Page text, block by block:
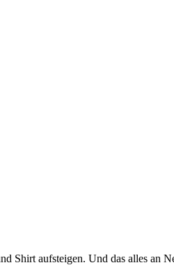
Shirt aufsteigen. Und das alles an